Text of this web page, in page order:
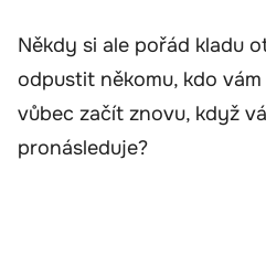
Někdy si ale pořád kladu
odpustit někomu, kdo
vůbec začít znovu, když
pronásleduje?